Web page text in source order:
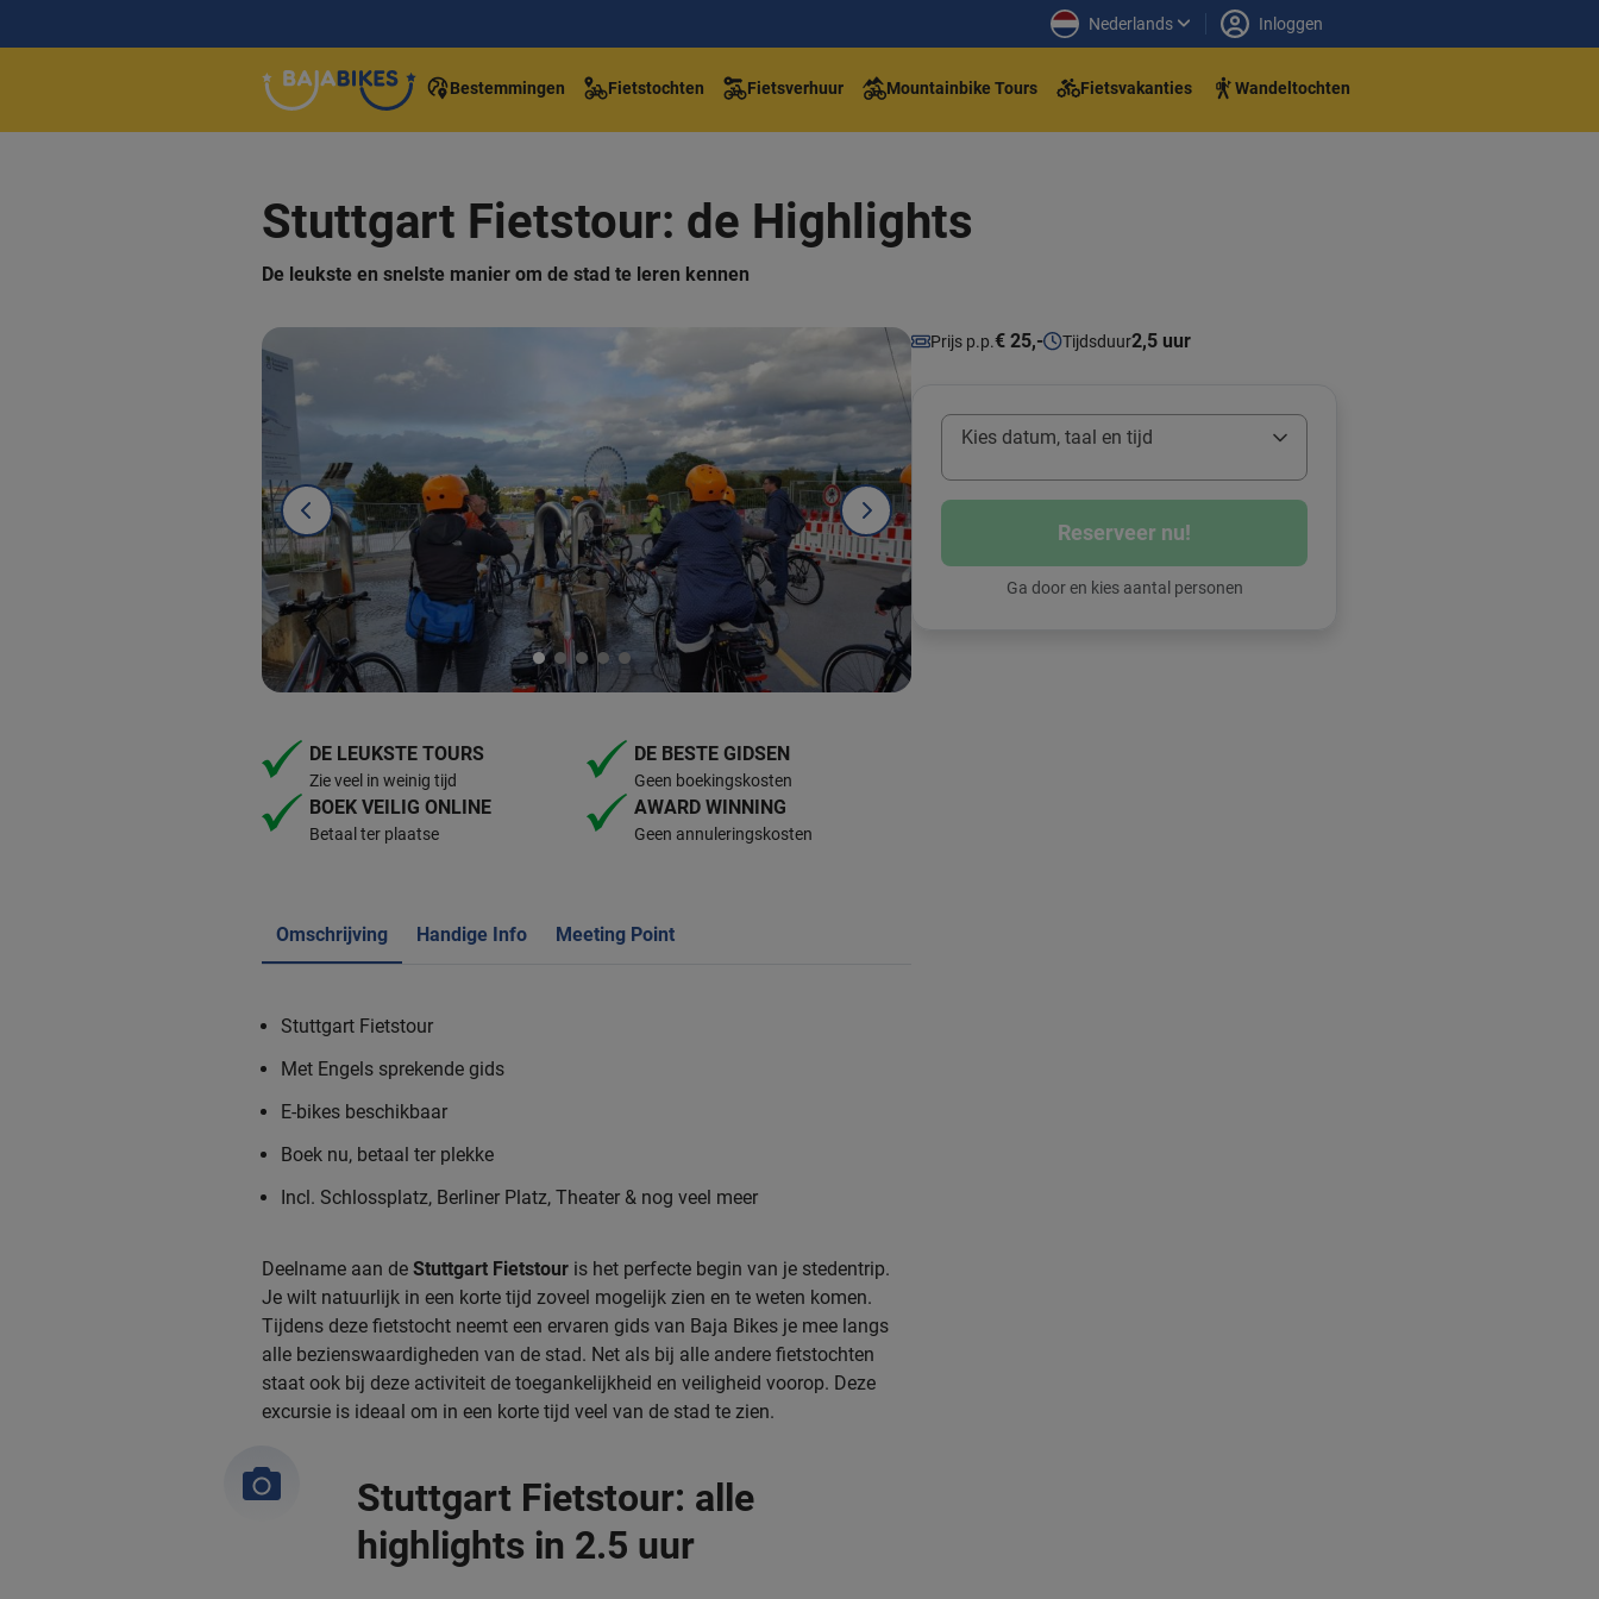
Nederlands Inloggen
Bestemmingen Fietstochten Fietsverhuur Mountainbike Tours Fietsvakanties Wandeltochten
Stuttgart Fietstour: de Highlights
De leukste en snelste manier om de stad te leren kennen
DE LEUKSTE TOURS
Zie veel in weinig tijd
DE BESTE GIDSEN
Geen boekingskosten
BOEK VEILIG ONLINE
Betaal ter plaatse
AWARD WINNING
Geen annuleringskosten
Omschrijving Handige Info Meeting Point
Stuttgart Fietstour
Met Engels sprekende gids
E-bikes beschikbaar
Boek nu, betaal ter plekke
Incl. Schlossplatz, Berliner Platz, Theater & nog veel meer
Deelname aan de Stuttgart Fietstour is het perfecte begin van je stedentrip.
Je wilt natuurlijk in een korte tijd zoveel mogelijk zien en te weten komen.
Tijdens deze fietstocht neemt een ervaren gids van Baja Bikes je mee langs
alle bezienswaardigheden van de stad. Net als bij alle andere fietstochten
staat ook bij deze activiteit de toegankelijkheid en veiligheid voorop. Deze
excursie is ideaal om in een korte tijd veel van de stad te zien.
Stuttgart Fietstour: alle
highlights in 2.5 uur
Prijs p.p.€ 25,- Tijdsduur2,5 uur
Kies datum, taal en tijd
Reserveer nu!
Ga door en kies aantal personen